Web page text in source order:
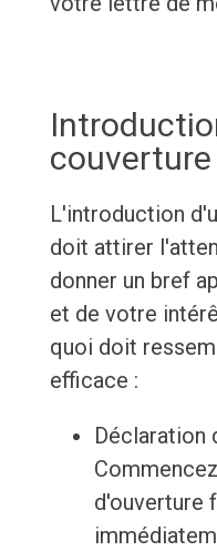
couverture
L'introduction
doit attirer
donner un bref
et de votre
quoi doit
efficace :
Déclaration
d'ouverture